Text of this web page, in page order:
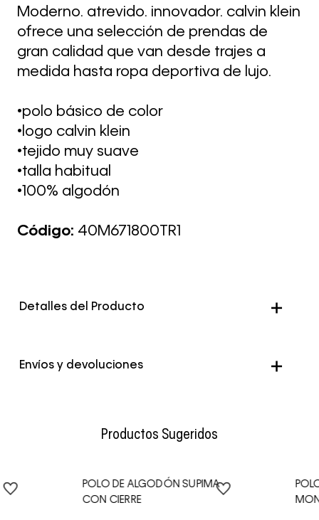
Moderno. atrevido. innovador. calvin klein
ofrece una selección de prendas de
gran calidad que van desde trajes a
medida hasta ropa deportiva de lujo.
•polo básico de color
•logo calvin klein
•tejido muy suave
•talla habitual
•100% algodón
Código: 40M671800TR1
Detalles del Producto
Genero Hombre
Envíos y devoluciones
Productos Sugeridos
POLO DE ALGODÓN SUPIMA
CON CIERRE